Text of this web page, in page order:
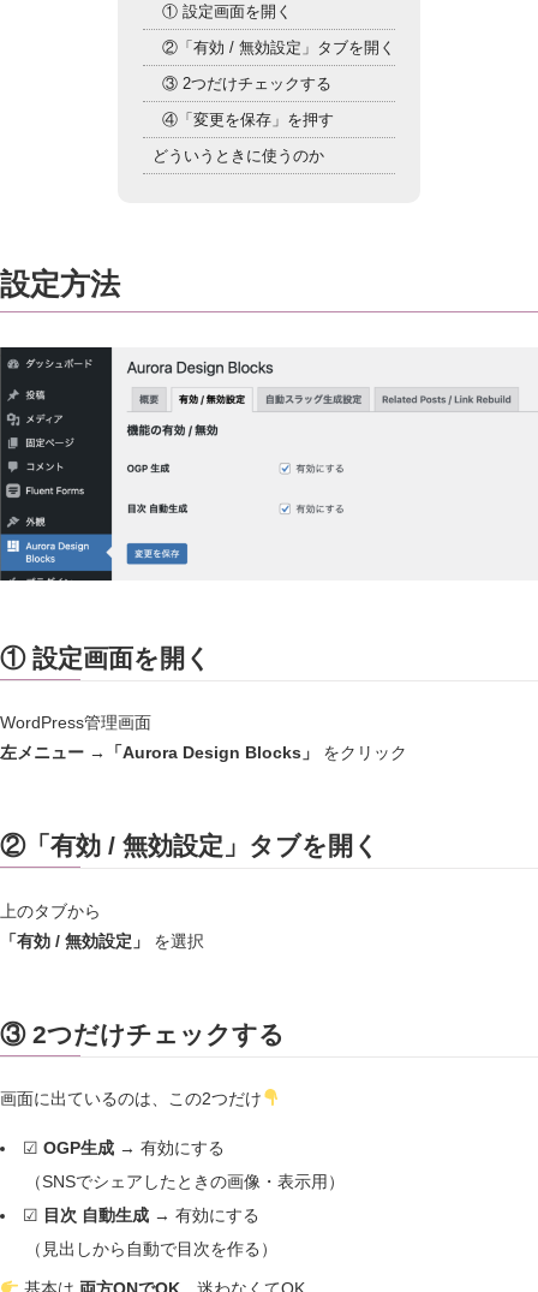
① 設定画面を開く
②「有効 / 無効設定」タブを開く
③ 2つだけチェックする
④「変更を保存」を押す
どういうときに使うのか
設定方法
① 設定画面を開く
WordPress管理画面
左メニュー →「Aurora Design Blocks」
をクリック
②「有効 / 無効設定」タブを開く
上のタブから
「有効 / 無効設定」
を選択
③ 2つだけチェックする
画面に出ているのは、この2つだけ
☑ OGP生成 → 有効にする
（SNSでシェアしたときの画像・表示用）
☑ 目次 自動生成 → 有効にする
（見出しから自動で目次を作る）